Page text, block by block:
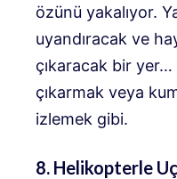
özünü yakalıyor.
uyandıracak ve
çıkaracak bir yer…
çıkarmak veya
izlemek gibi.
8. Helikopterle